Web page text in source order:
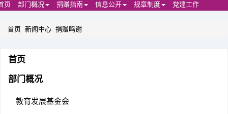
页 部门概况 捐赠指南 信息公开 规章制度 党建工作
首页 新闻中心 捐赠鸣谢
首页
部门概况
教育发展基金会